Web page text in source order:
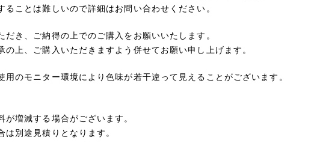
ことは難しいので詳細はお問い合わせください。
き、ご納得の上でのご購入をお願いいたします。
の上、ご購入いただきますよう併せてお願い申し上げます。
のモニター環境により色味が若干違って見えることがございます。
増減する場合がございます。
別途見積りとなります。